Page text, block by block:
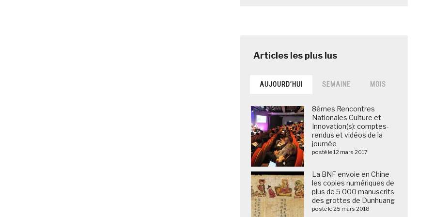
AUJOURD’HUI SEMAINE MOIS
8èmes Rencontres
Nationales Culture et
Innovation(s): comptes-
rendus et vidéos de la
journée
posté le 12 mars 2017
La BNF envoie en Chine
les copies numériques de
plus de 5 000 manuscrits
des grottes de Dunhuang
posté le 25 mars 2018